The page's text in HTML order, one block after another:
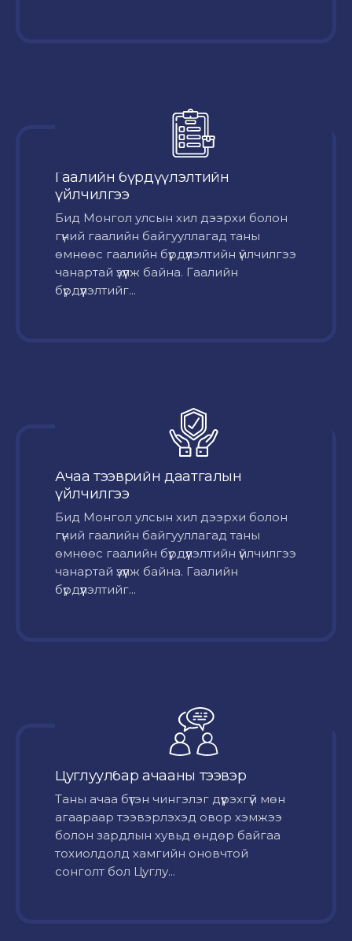
Гаалийн бүрдүүлэлтийн
үйлчилгээ
Бид Монгол улсын хил дээрхи болон
гүний гаалийн байгууллагад таны
өмнөөс гаалийн бүрдүүлэлтийн үйлчилгээ
чанартай үзүүлж байна. Гаалийн
бүрдүүлэлтийг...
Ачаа тээврийн даатгалын
үйлчилгээ
Бид Монгол улсын хил дээрхи болон
гүний гаалийн байгууллагад таны
өмнөөс гаалийн бүрдүүлэлтийн үйлчилгээ
чанартай үзүүлж байна. Гаалийн
бүрдүүлэлтийг...
Цуглуулбар ачааны тээвэр
Таны ачаа бүтэн чингэлэг дүүрэхгүй мөн
агаараар тээвэрлэхэд овор хэмжээ
болон зардлын хувьд өндөр байгаа
тохиолдолд хамгийн оновчтой
сонголт бол Цуглу...